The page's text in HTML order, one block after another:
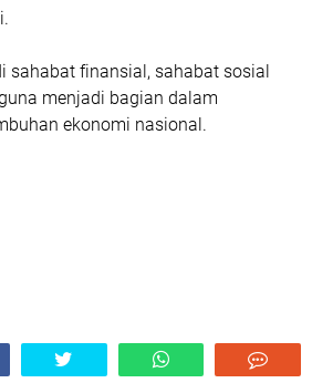
sahabat finansial, sahabat sosial
menjadi bagian dalam
ekonomi nasional.